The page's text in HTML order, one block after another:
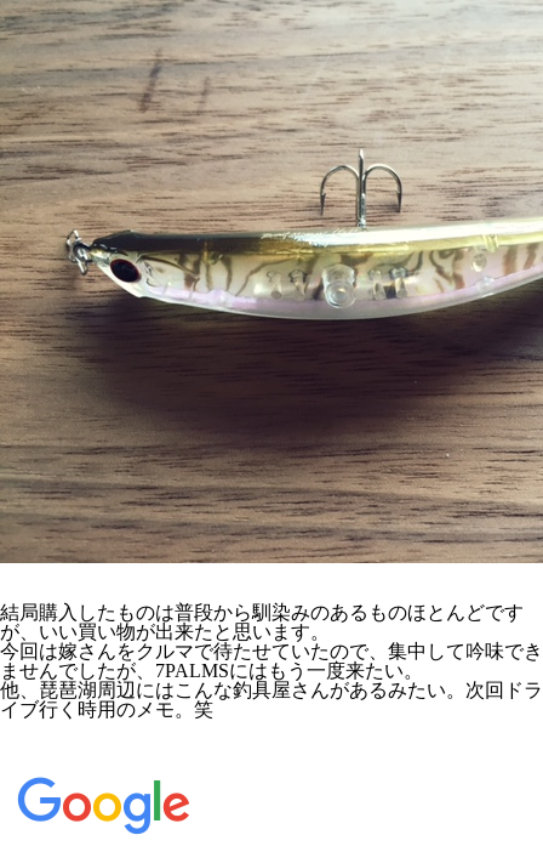
結局購入したものは普段から馴染みのあるものほとんどです
が、いい買い物が出来たと思います。
今回は嫁さんをクルマで待たせていたので、集中して吟味でき
ませんでしたが、7PALMSにはもう一度来たい。
他、琵琶湖周辺にはこんな釣具屋さんがあるみたい。次回ドラ
イブ行く時用のメモ。笑